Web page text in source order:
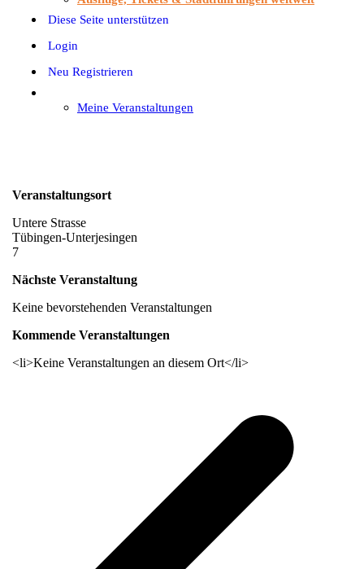
Diese Seite unterstützen
Login
Neu Registrieren
Meine Veranstaltungen
Veranstaltungsort
Untere Strasse
Tübingen-Unterjesingen
7
Nächste Veranstaltung
Keine bevorstehenden Veranstaltungen
Kommende Veranstaltungen
<li>Keine Veranstaltungen an diesem Ort</li>